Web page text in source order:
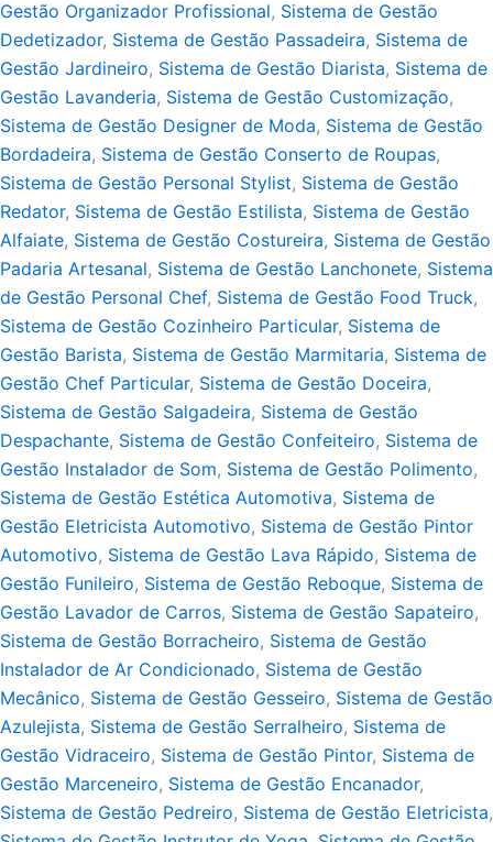
Gestão Organizador Profissional, Sistema de Gestão
Dedetizador, Sistema de Gestão Passadeira, Sistema de
Gestão Jardineiro, Sistema de Gestão Diarista, Sistema de
Gestão Lavanderia, Sistema de Gestão Customização,
Sistema de Gestão Designer de Moda, Sistema de Gestão
Bordadeira, Sistema de Gestão Conserto de Roupas,
Sistema de Gestão Personal Stylist, Sistema de Gestão
Redator, Sistema de Gestão Estilista, Sistema de Gestão
Alfaiate, Sistema de Gestão Costureira, Sistema de Gestão
Padaria Artesanal, Sistema de Gestão Lanchonete, Sistema
de Gestão Personal Chef, Sistema de Gestão Food Truck,
Sistema de Gestão Cozinheiro Particular, Sistema de
Gestão Barista, Sistema de Gestão Marmitaria, Sistema de
Gestão Chef Particular, Sistema de Gestão Doceira,
Sistema de Gestão Salgadeira, Sistema de Gestão
Despachante, Sistema de Gestão Confeiteiro, Sistema de
Gestão Instalador de Som, Sistema de Gestão Polimento,
Sistema de Gestão Estética Automotiva, Sistema de
Gestão Eletricista Automotivo, Sistema de Gestão Pintor
Automotivo, Sistema de Gestão Lava Rápido, Sistema de
Gestão Funileiro, Sistema de Gestão Reboque, Sistema de
Gestão Lavador de Carros, Sistema de Gestão Sapateiro,
Sistema de Gestão Borracheiro, Sistema de Gestão
Instalador de Ar Condicionado, Sistema de Gestão
Mecânico, Sistema de Gestão Gesseiro, Sistema de Gestão
Azulejista, Sistema de Gestão Serralheiro, Sistema de
Gestão Vidraceiro, Sistema de Gestão Pintor, Sistema de
Gestão Marceneiro, Sistema de Gestão Encanador,
Sistema de Gestão Pedreiro, Sistema de Gestão Eletricista,